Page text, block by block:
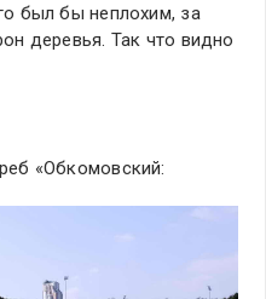
был бы неплохим, за
деревья. Так что видно
«Обкомовский: